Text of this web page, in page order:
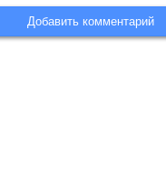
Добавить комментарий